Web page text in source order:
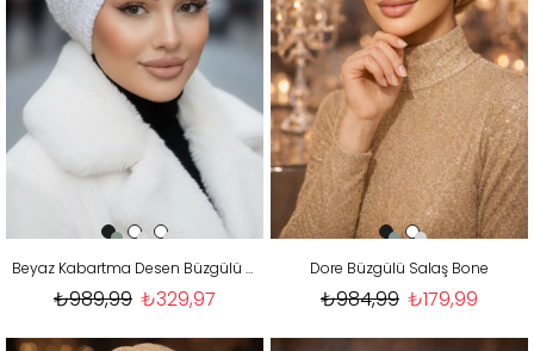
Beyaz Kabartma Desen Büzgülü Salaş Bone
₺329,97
₺989,99
Dore Büzgülü Salaş Bone
₺179,99
₺984,99